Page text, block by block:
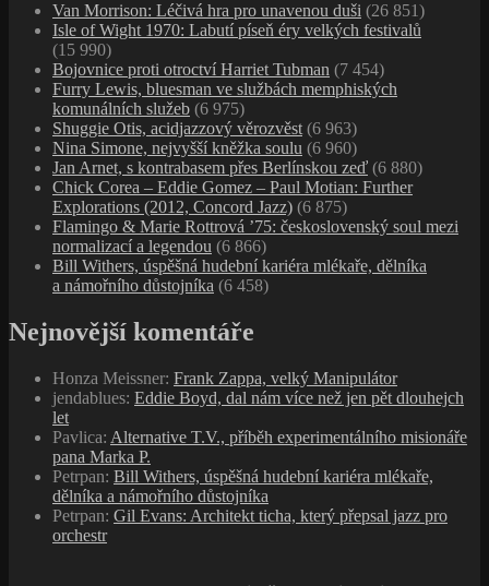
Van Morrison: Léčivá hra pro unavenou duši (26 851)
Isle of Wight 1970: Labutí píseň éry velkých festivalů
(15 990)
Bojovnice proti otroctví Harriet Tubman (7 454)
Furry Lewis, bluesman ve službách memphiských
komunálních služeb (6 975)
Shuggie Otis, acidjazzový věrozvěst (6 963)
Nina Simone, nejvyšší kněžka soulu (6 960)
Jan Arnet, s kontrabasem přes Berlínskou zeď (6 880)
Chick Corea – Eddie Gomez – Paul Motian: Further
Explorations (2012, Concord Jazz) (6 875)
Flamingo & Marie Rottrová ’75: československý soul mezi
normalizací a legendou (6 866)
Bill Withers, úspěšná hudební kariéra mlékaře, dělníka
a námořního důstojníka (6 458)
Nejnovější komentáře
Honza Meissner: Frank Zappa, velký Manipulátor
jendablues: Eddie Boyd, dal nám více než jen pět dlouhejch
let
Pavlica: Alternative T.V., příběh experimentálního misionáře
pana Marka P.
Petrpan: Bill Withers, úspěšná hudební kariéra mlékaře,
dělníka a námořního důstojníka
Petrpan: Gil Evans: Architekt ticha, který přepsal jazz pro
orchestr